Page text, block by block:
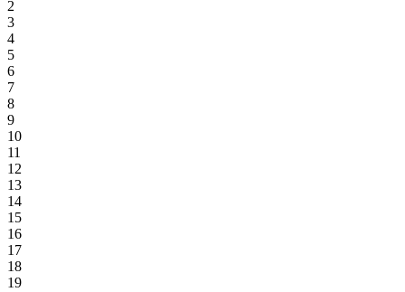
2
3
4
5
6
7
8
9
10
11
12
13
14
15
16
17
18
19